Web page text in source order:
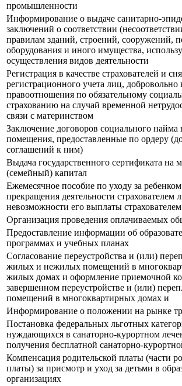
промышленности
Информирование о выдаче санитарно-
заключений о соответствии
правилам зданий, строений, сооружений,
оборудования и иного имущества,
осуществления видов деятельности
Регистрация в качестве страхователей и
регистрационного учета лиц,
правоотношения по обязательному
страхованию на случай временной
связи с материнством
Заключение договоров социального
помещения, предоставленные по ордеру
соглашений к ним)
Выдача государственного сертификата на
(семейный) капитал
Ежемесячное пособие по уходу за
прекращения деятельности страхователем
невозможности его выплаты страхователем
Организация проведения оплачиваемых
Предоставление информации об
программах и учебных планах
Согласование переустройства и (или)
жилых и нежилых помещений в
жилых домах и оформление приемочной
завершенном переустройстве и (или)
помещений в многоквартирных домах и
Информирование о положении на рынке
Постановка федеральных льготных
нуждающихся в санаторно-курортном
получения бесплатной санаторно-
Компенсация родительской платы (части
платы) за присмотр и уход за детьми в
организациях